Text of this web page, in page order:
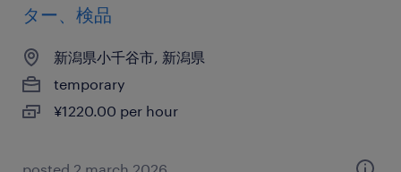
ター、検品
新潟県小千谷市, 新潟県
temporary
¥1220.00 per hour